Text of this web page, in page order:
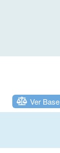
Ver